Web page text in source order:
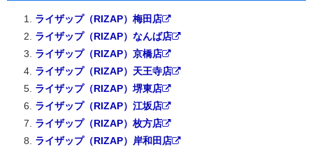
ライザップ（RIZAP）梅田店
ライザップ（RIZAP）なんば店
ライザップ（RIZAP）京橋店
ライザップ（RIZAP）天王寺店
ライザップ（RIZAP）堺東店
ライザップ（RIZAP）江坂店
ライザップ（RIZAP）枚方店
ライザップ（RIZAP）岸和田店